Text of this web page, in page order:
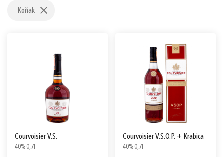
Koňak
Courvoisier V.S.
40% 0,7l
Courvoisier V.S.O.P. + Krabica
40% 0,7l